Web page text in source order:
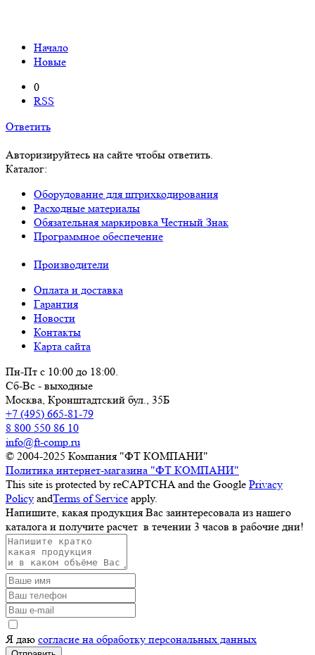
Начало
Новые
0
RSS
Ответить
Авторизируйтесь на сайте чтобы ответить.
Каталог:
Оборудование для штрихкодирования
Расходные материалы
Обязательная маркировка Честный Знак
Программное обеспечение
Производители
Оплата и доставка
Гарантия
Новости
Контакты
Карта сайта
Пн-Пт с 10:00 до 18:00.
Сб-Вс - выходные
Москва, Кронштадтский бул., 35Б
+7 (495) 665-81-79
8 800 550 86 10
info@ft-comp.ru
© 2004-2025 Компания "ФТ КОМПАНИ"
Политика интернет-магазина "ФТ КОМПАНИ"
This site is protected by reCAPTCHA and the Google Privacy
Policy andTerms of Service apply.
Напишите, какая продукция Вас заинтересовала из нашего
каталога и получите расчет в течении 3 часов в рабочие дни!
Я даю согласие на обработку персональных данных